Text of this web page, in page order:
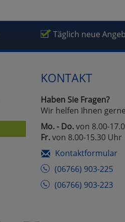
Täglich neue
KONTAKT
Haben Sie Fragen?
Wir helfen Ihnen
Mo. - Do.von 8.00-
Fr.von 8.00-15.30 Uhr
Kontaktformular
(06766) 903-225
(06766) 903-223
Cookies
Alle